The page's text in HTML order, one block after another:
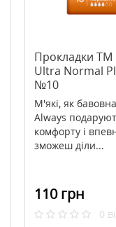
Прокладки ТМ
Ultra Normal
№10
М'які, як
Always
комфорту і
зможеш діли...
110 грн
0